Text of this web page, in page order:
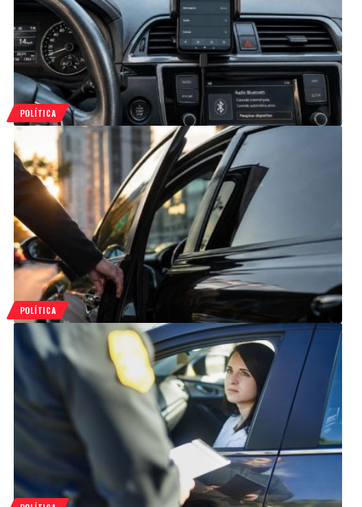
POLÍTICA
POLÍTICA